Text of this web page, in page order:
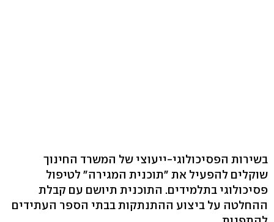
בשירות הפסיכולוגי-ייעוצי של המשרד החינוך
שוקלים להפעיל את "תוכנית המגירה" לטיפול
פסיכולוגי בתלמידים. התוכנית תיושם עם קבלת
ההחלטה על ביצוע ההתנתקות בבתי הספר העתידים